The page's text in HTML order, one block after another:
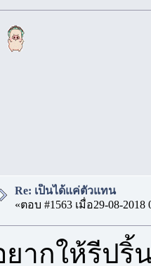
Re: เป็นได้แค่ตัวแทน
«ตอบ #1563 เมื่อ29-08-2018
ยากให้รีปริ้